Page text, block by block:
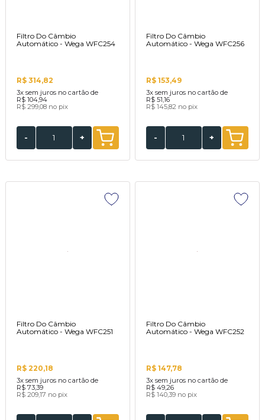
Filtro Do Câmbio
Automático - Wega WFC254
R$ 314,82
3x sem juros no cartão de
R$ 104,94
R$ 299,08 no pix
- +
Filtro Do Câmbio
Automático - Wega WFC256
R$ 153,49
3x sem juros no cartão de
R$ 51,16
R$ 145,82 no pix
- +
Filtro Do Câmbio
Automático - Wega WFC251
R$ 220,18
3x sem juros no cartão de
R$ 73,39
R$ 209,17 no pix
Filtro Do Câmbio
Automático - Wega WFC252
R$ 147,78
3x sem juros no cartão de
R$ 49,26
R$ 140,39 no pix